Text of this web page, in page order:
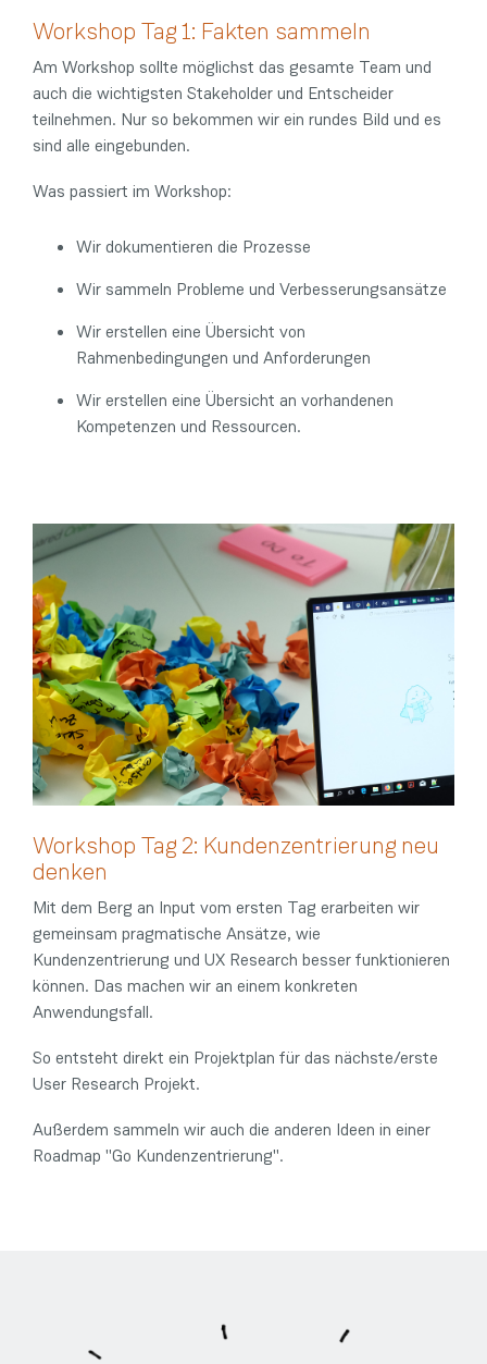
Workshop Tag 1: Fakten sammeln
Am Workshop sollte möglichst das gesamte Team und
auch die wichtigsten Stakeholder und Entscheider
teilnehmen. Nur so bekommen wir ein rundes Bild und es
sind alle eingebunden.
Was passiert im Workshop:
Wir dokumentieren die Prozesse
Wir sammeln Probleme und Verbesserungsansätze
Wir erstellen eine Übersicht von
Rahmenbedingungen und Anforderungen
Wir erstellen eine Übersicht an vorhandenen
Kompetenzen und Ressourcen.
Workshop Tag 2: Kundenzentrierung neu
denken
Mit dem Berg an Input vom ersten Tag erarbeiten wir
gemeinsam pragmatische Ansätze, wie
Kundenzentrierung und UX Research besser funktionieren
können. Das machen wir an einem konkreten
Anwendungsfall.
So entsteht direkt ein Projektplan für das nächste/erste
User Research Projekt.
Außerdem sammeln wir auch die anderen Ideen in einer
Roadmap "Go Kundenzentrierung".